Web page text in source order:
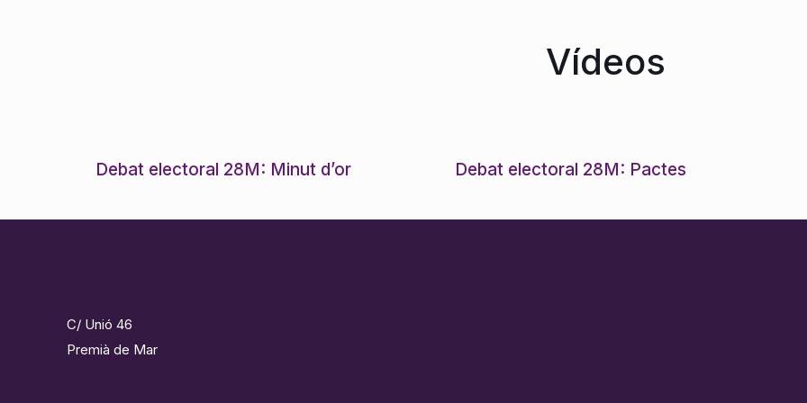
Vídeos
Debat electoral 28M: Minut d’or Debat electoral 28M: Pactes
C/ Unió 46
Premià de Mar